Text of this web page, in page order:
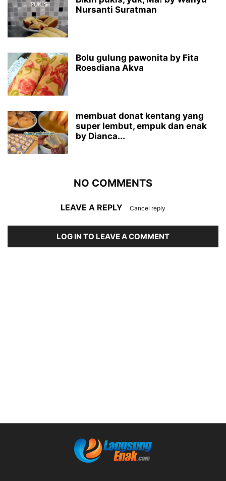
Nursanti Suratman
Bolu gulung pawonita by Fita
Roesdiana Akva
membuat donat kentang yang
super lembut, empuk dan enak
by Dianca...
NO COMMENTS
LEAVE A REPLY Cancel reply
LOG IN TO LEAVE A COMMENT